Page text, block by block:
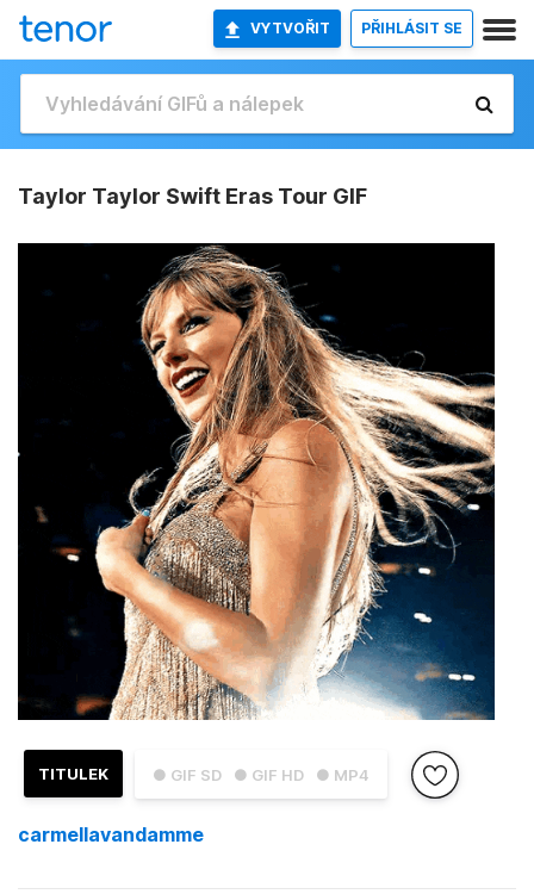
VYTVOŘIT PŘIHLÁSIT SE
Taylor Taylor Swift Eras Tour GIF
● GIF SD ● GIF HD ● MP4
TITULEK
carmellavandamme